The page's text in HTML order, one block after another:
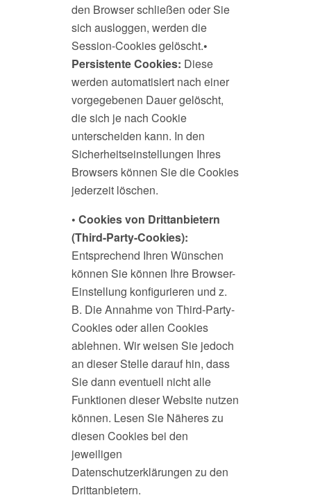
den Browser schließen oder Sie
sich ausloggen, werden die
Session-Cookies gelöscht.•
Persistente Cookies: Diese
werden automatisiert nach einer
vorgegebenen Dauer gelöscht,
die sich je nach Cookie
unterscheiden kann. In den
Sicherheitseinstellungen Ihres
Browsers können Sie die Cookies
jederzeit löschen.
• Cookies von Drittanbietern
(Third-Party-Cookies):
Entsprechend Ihren Wünschen
können Sie können Ihre Browser-
Einstellung konfigurieren und z.
B. Die Annahme von Third-Party-
Cookies oder allen Cookies
ablehnen. Wir weisen Sie jedoch
an dieser Stelle darauf hin, dass
Sie dann eventuell nicht alle
Funktionen dieser Website nutzen
können. Lesen Sie Näheres zu
diesen Cookies bei den
jeweiligen
Datenschutzerklärungen zu den
Drittanbietern.